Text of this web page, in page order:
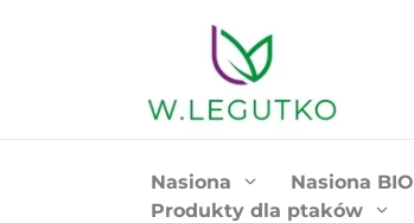
Nasiona Nasiona BIO
Produkty dla ptaków